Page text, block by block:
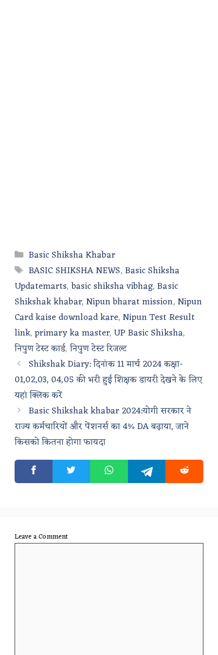
Categories
Basic Shiksha Khabar
Tags
BASIC SHIKSHA NEWS,Basic Shiksha
Updatemarts,basic shiksha vibhag,Basic
Shikshak khabar,Nipun bharat mission,Nipun
Card kaise download kare,Nipun Test Result
link,primary ka master,UP Basic Shiksha,
निपुण टेस्ट कार्ड,निपुण टेस्ट रिजल्ट
Shikshak Diary: दिनांक 11 मार्च 2024 कक्षा-
01,02,03, 04,05 की भरी हुई शिक्षक डायरी देखने के लिए
यहां क्लिक करें
Basic Shikshak khabar 2024:योगी सरकार ने
राज्य कर्मचारियों और पेंशनर्स का 4% DA बढ़ाया, जाने
किसको कितना होगा फायदा
Leave a Comment